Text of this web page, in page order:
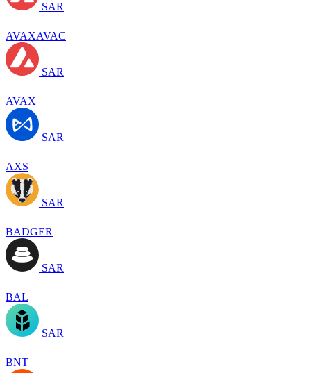
SAR
AVAXAVAC
SAR
AVAX
SAR
AXS
SAR
BADGER
SAR
BAL
SAR
BNT